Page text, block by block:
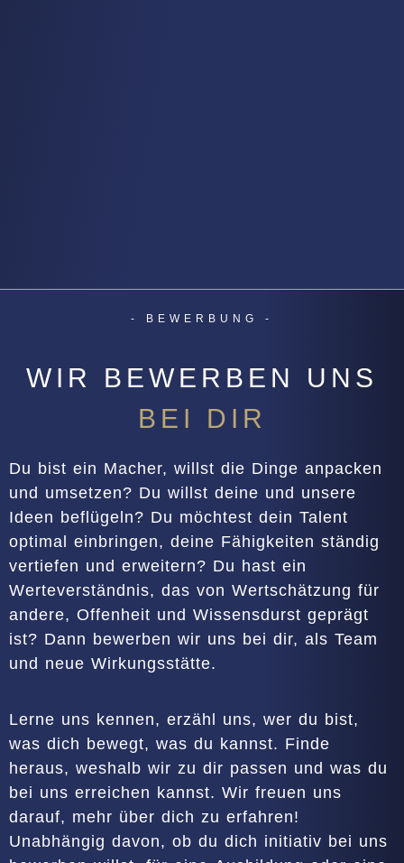
- BEWERBUNG -
WIR BEWERBEN UNS
BEI DIR
Du bist ein Macher, willst die Dinge anpacken
und umsetzen? Du willst deine und unsere
Ideen beflügeln? Du möchtest dein Talent
optimal einbringen, deine Fähigkeiten ständig
vertiefen und erweitern? Du hast ein
Werteverständnis, das von Wertschätzung für
andere, Offenheit und Wissensdurst geprägt
ist? Dann bewerben wir uns bei dir, als Team
und neue Wirkungsstätte.
Lerne uns kennen, erzähl uns, wer du bist,
was dich bewegt, was du kannst. Finde
heraus, weshalb wir zu dir passen und was du
bei uns erreichen kannst. Wir freuen uns
darauf, mehr über dich zu erfahren!
Unabhängig davon, ob du dich initiativ bei uns